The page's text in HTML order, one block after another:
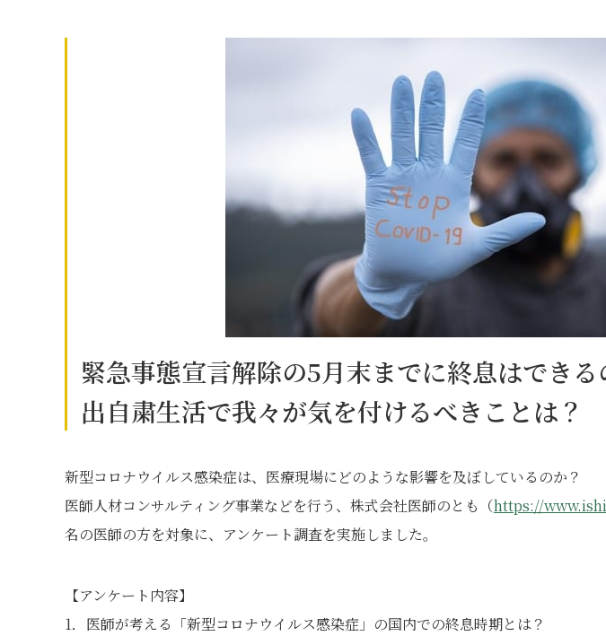
緊急事態宣言解除の5月末までに終息はでき
出自粛生活で我々が気を付けるべきことは？
新型コロナウイルス感染症は、医療現場にどのような影響を及ぼしているのか？
医師人材コンサルティング事業などを行う、株式会社医師のとも（https://
名の医師の方を対象に、アンケート調査を実施しました。
【アンケート内容】
1．医師が考える「新型コロナウイルス感染症」の国内での終息時期とは？